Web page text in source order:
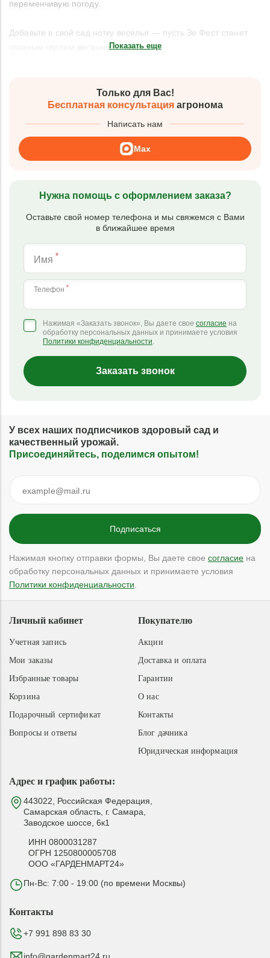
переменчивую погоду.
Добавьте в свой сад нотку веселья — пусть Зе Фест станет
главным героем весеннего сезона!
Показать еще
Только для Вас!
Бесплатная консультацияагронома
Написать нам
Max
Нужна помощь с оформлением заказа?
Оставьте свой номер телефона и мы свяжемся с Вами
в ближайшее время
Имя *
Телефон *
Нажимая «Заказать звонок», Вы даете свое согласие на
обработку персональных данных и принимаете условия
Политики конфиденциальности.
Заказать звонок
У всех наших подписчиков здоровый сад и
качественный урожай.
Присоединяйтесь, поделимся опытом!
Нажимая кнопку отправки формы, Вы даете свое согласие на
обработку персональных данных и принимаете условия
Политики конфиденциальности
Адрес и график работы:
443022, Российская Федерация,
Самарская область, г. Самара,
Заводское шоссе, 6к1
ИНН 0800031287
ОГРН 1250800005708
ООО «ГАРДЕНМАРТ24»
Пн-Вс: 7:00 - 19:00 (по времени Москвы)
Покупателю
Акции
Доставка и оплата
Гарантии
О нас
Контакты
Блог дачника
Юридическая информация
Личный кабинет
Учетная запись
Мои заказы
Избранные товары
Корзина
Подарочный сертификат
Вопросы и ответы
Контакты
+7 991 898 83 30